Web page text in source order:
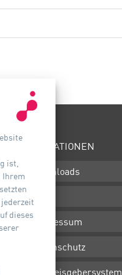
INFORMATIONEN
Downloads
AGB
Impressum
Datenschutz
Hinweisgebersystem
ist,
Ihrem
dieses